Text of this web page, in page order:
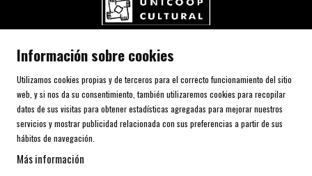
Carrer de l'Aurora, 80 (Plaça de Cal Font)
Telf. 93 805 00 75
AVISO LEGAL Y POLÍTICA DE PRIVACIDAD
Información sobre cookies
Utilizamos cookies propias y de terceros para el correcto funcionamiento del sitio
web, y si nos da su consentimiento, también utilizaremos cookies para recopilar
datos de sus visitas para obtener estadísticas agregadas para mejorar nuestros
servicios y mostrar publicidad relacionada con sus preferencias a partir de sus
hábitos de navegación.
Más información